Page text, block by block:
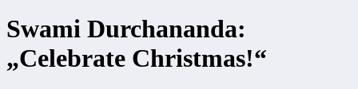
Swami Durchananda:
„Celebrate Christmas!“